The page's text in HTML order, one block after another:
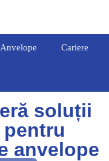
Anvelope Cariere
soluții
anvelope